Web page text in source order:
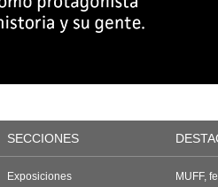
SECCIONES
Exposiciones
MUFF,